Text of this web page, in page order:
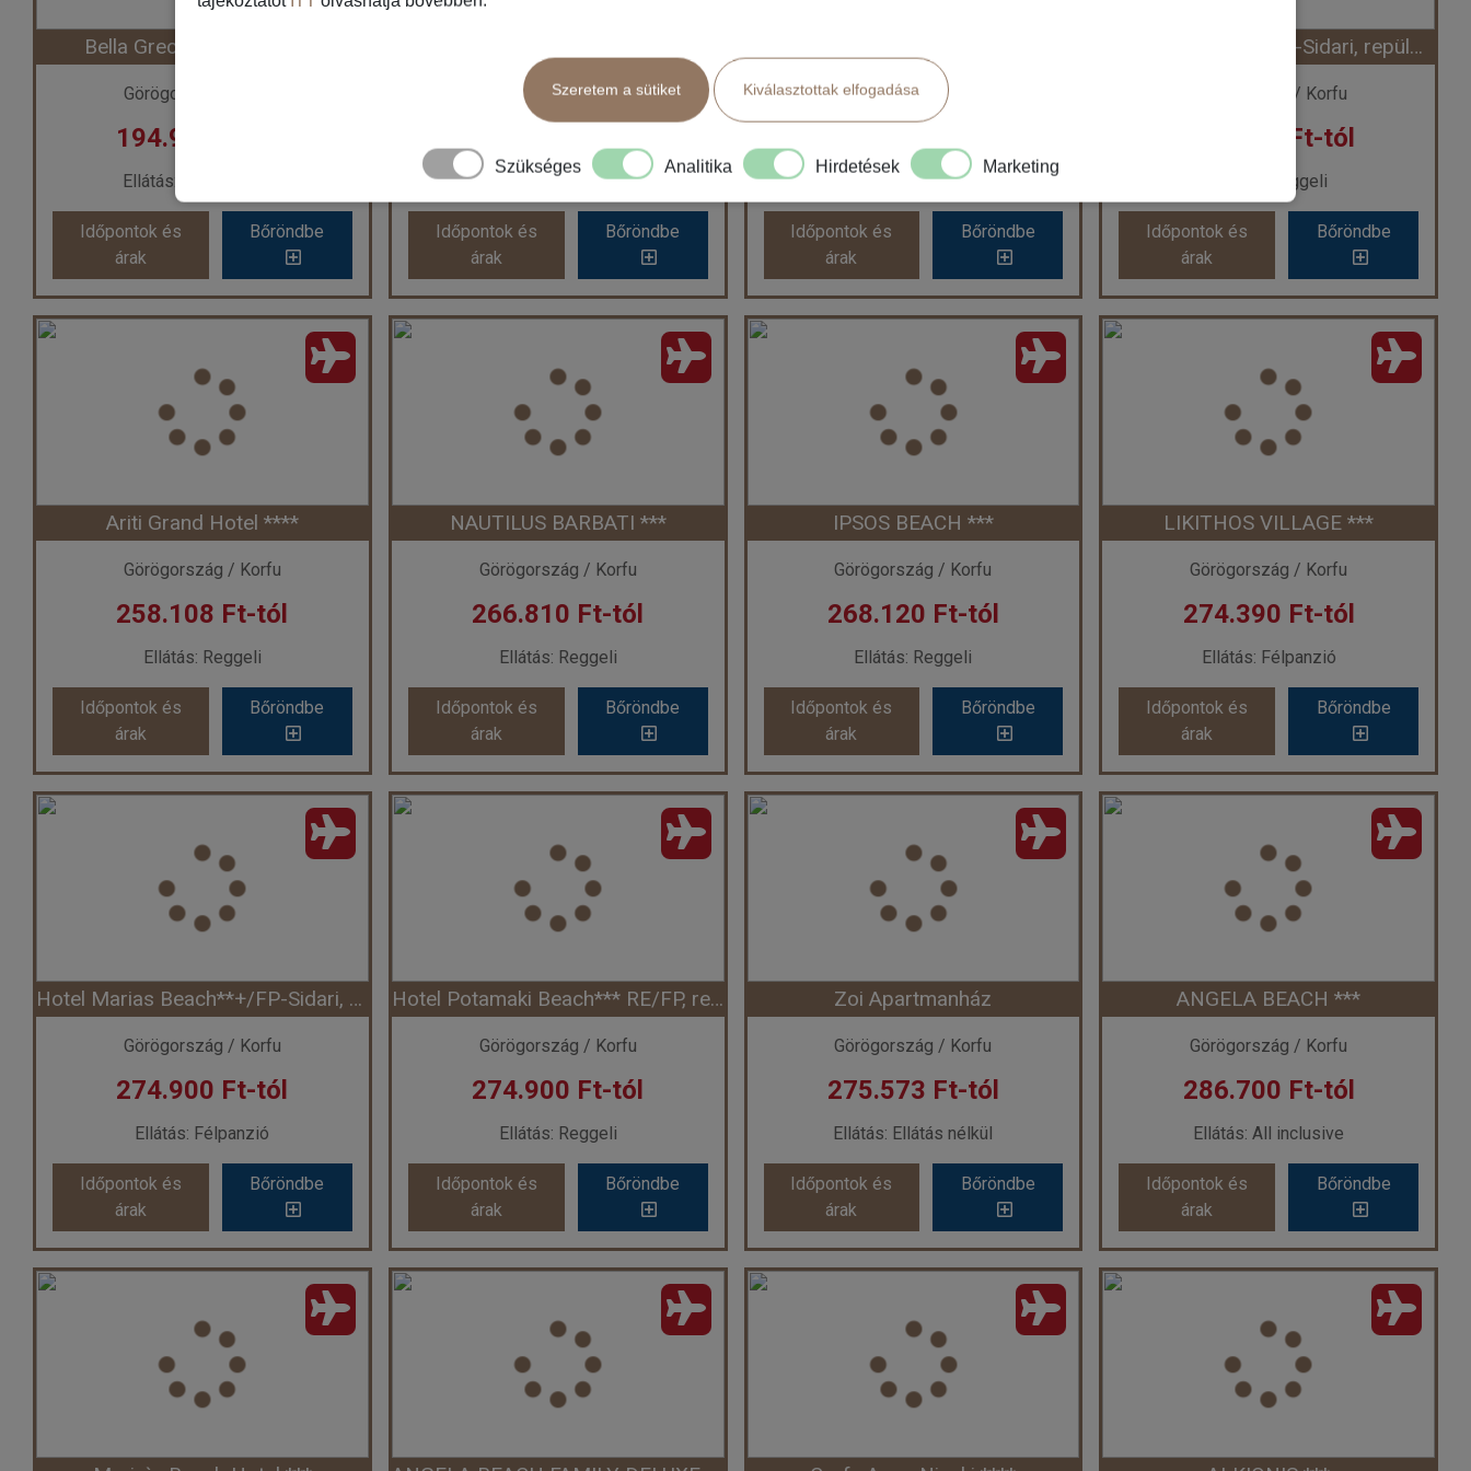
Időtartam:7 éj
már 179.900 Ft-tól
Időpontok és
árak
Bőröndbe
Időpont: 2026-08-25 | 7 éj
már 179.900 Ft-tól
Időpontok és
árak
Bőröndbe
Időpont: 2026-09-08 | 7 éj
már 187.900 Ft-tól
Időpontok és
árak
Bőröndbe
már 189.900 Ft-tól
Időpontok és
árak
Bőröndbe
Bella Grecia Apartmanház
Görögország / Korfu
194.900 Ft-tól
Ellátás: Ellátás nélkül
Időpontok és
árak
Bőröndbe
Bella Grecia Apartmanház
Görögország
Moraitika
Utazás módja:
Repülővel
Ellátás:Ellátás nélkül
Szálláskategória: Apartmanház
már 194.900 Ft-tól
Időpontok és
árak
Bőröndbe
Görögország / Korfu
Ellátás: Ellátás nélkül
Időpontok és
árak
Bőröndbe
Gela apartmanház
Görögország
Sidari
Utazás módja:
Repülővel
Ellátás:Ellátás nélkül
Szálláskategória: Apartmanház
már 199.900 Ft-tól
Időpontok és
árak
Bőröndbe
Görögország / Korfu
Ellátás: All inclusive
Időpontok és
árak
Bőröndbe
Canvas By Mitsis Belvedere ****
Görögország
Benitses
Utazás módja:
Repülővel
Ellátás:All inclusive
Szálláskategória:Hotel ****
már 235.188 Ft-tól
Időpontok és
árak
Bőröndbe
Hotel Angelina***/RE-Sidari, repülővel
Görögország / Korfu
249.900 Ft-tól
Ellátás: Reggeli
Időpontok és
árak
Bőröndbe
Hotel Angelina***/RE-Sidari, repülővel
Görögország
Sidari
Utazás módja:
Repülővel
Ellátás:
Reggeli
Szálláskategória:
már 249.900 Ft-tól
Időpontok és
árak
Bőröndbe
Ariti Grand Hotel ****
Görögország / Korfu
258.108 Ft-tól
Ellátás: Reggeli
Időpontok és
árak
Bőröndbe
Ariti Grand Hotel ****
Görögország
Kanoni
Utazás módja:
Repülővel
Ellátás:
Reggeli
Szálláskategória:Hotel ****
már 258.108 Ft-tól
Időpontok és
árak
Bőröndbe
NAUTILUS BARBATI ***
Görögország / Korfu
266.810 Ft-tól
Ellátás: Reggeli
Időpontok és
árak
Bőröndbe
NAUTILUS BARBATI ***
Görögország
Barbati
Utazás módja:
Repülővel
Ellátás:
Reggeli
Szálláskategória:Hotel ***
már 266.810 Ft-tól
Időpontok és
árak
Bőröndbe
IPSOS BEACH ***
Görögország / Korfu
268.120 Ft-tól
Ellátás: Reggeli
Időpontok és
árak
Bőröndbe
IPSOS BEACH ***
Görögország
Ipsos
Utazás módja:
Repülővel
Ellátás:
Reggeli
Szálláskategória:Hotel ***
már 268.120 Ft-tól
Időpontok és
árak
Bőröndbe
LIKITHOS VILLAGE ***
Görögország / Korfu
274.390 Ft-tól
Ellátás: Félpanzió
Időpontok és
árak
Bőröndbe
LIKITHOS VILLAGE ***
Görögország
Agios Georgios/Korfu
Utazás módja:
Repülővel
Ellátás:
Félpanzió
Szálláskategória:
már 274.390 Ft-tól
Időpontok és
árak
Bőröndbe
Hotel Marias Beach**+/FP-Sidari, repülővel
Görögország / Korfu
274.900 Ft-tól
Ellátás: Félpanzió
Időpontok és
árak
Bőröndbe
Hotel Marias Beach**+/FP-Sidari, repülővel
Görögország
Sidari
Utazás módja:
Repülővel
Ellátás:
Félpanzió
Szálláskategória:Hotel ***
Hotel Potamaki Beach*** RE/FP, repülővel
Görögország / Korfu
274.900 Ft-tól
Ellátás: Reggeli
Időpontok és
árak
Bőröndbe
Hotel Potamaki Beach*** RE/FP, repülővel
Görögország
Benitses
Utazás módja:
Repülővel
Ellátás:
Reggeli
Szálláskategória:Hotel ***
Zoi Apartmanház
Görögország / Korfu
275.573 Ft-tól
Ellátás: Ellátás nélkül
Időpontok és
árak
Bőröndbe
Zoi Apartmanház
Görögország
Messonghi
Utazás módja:
Repülővel
Ellátás:Ellátás nélkül
Szálláskategória: Apartmanház
ANGELA BEACH ***
Görögország / Korfu
286.700 Ft-tól
Ellátás: All inclusive
Időpontok és
árak
Bőröndbe
ANGELA BEACH ***
Görögország
Roda
Utazás módja:
Repülővel
Ellátás:All inclusive
Szálláskategória:
Szeretem a sütiket Kiválasztottak elfogadása
Szükséges Analitika Hirdetések Marketing